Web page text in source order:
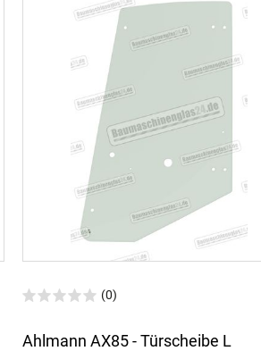
(0)
Ahlmann AX85 - Türscheibe L